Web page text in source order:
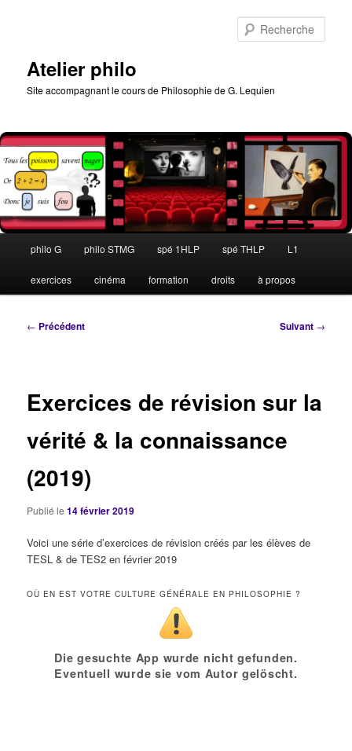
Atelier philo
Site accompagnant le cours de Philosophie de G. Lequien
principal
philo G philo STMG spé 1HLP spé THLP L1
exercices cinéma formation droits à propos
Navigation
← Précédent Suivant →
Exercices de révision sur la
vérité & la connaissance
(2019)
Publié le14 février 2019
Voici une série d’exercices de révision créés par les élèves de
TESL & de TES2 en février 2019
OÙ EN EST VOTRE CULTURE GÉNÉRALE EN PHILOSOPHIE ?